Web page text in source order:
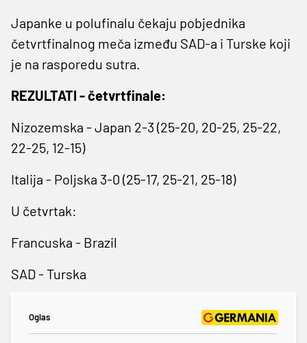
Japanke u polufinalu čekaju pobjednika
četvrtfinalnog meča između SAD-a i Turske koji
je na rasporedu sutra.
REZULTATI - četvrtfinale:
Nizozemska - Japan 2-3 (25-20, 20-25, 25-22,
22-25, 12-15)
Italija - Poljska 3-0 (25-17, 25-21, 25-18)
U četvrtak:
Francuska - Brazil
SAD - Turska
Oglas